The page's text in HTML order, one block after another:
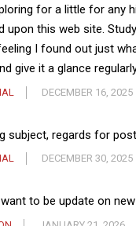
for a little for any
upon this web site.
I found out just
give it a glance
DECEMBER 16, 2025
subject, regards for
DECEMBER 30, 2025
want to be update on